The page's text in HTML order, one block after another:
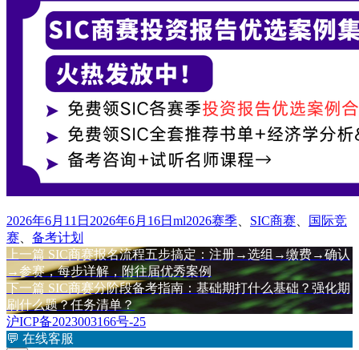
发
布
于
2026年6月11日 2026年6月16日 作
ml标
2026赛季 SIC商赛
国际竞
赛
备考计划
文
章
导
航
上一篇 上
篇
文
章：
SIC商赛报名流程五步搞定：注册→选组→缴费→确认
→参赛，每步详解，附往届优秀案例
下一篇 下
篇
文
章：
SIC商赛分阶段备考指南：基础期打什么基础？强化期
刷什么题？任务清单？
沪ICP备2023003166号-25
💬 在线客服